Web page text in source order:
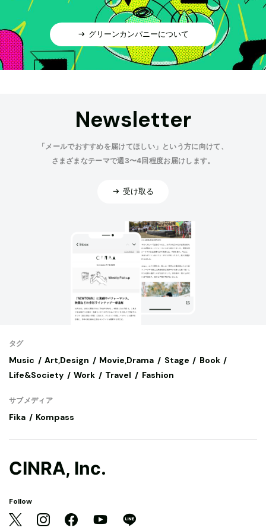
グリーンカンパニーについて
Newsletter
「メールでおすすめを届けてほしい」という方に向けて、
さまざまなテーマで週3〜4回程度お届けします。
受け取る
タグ
Music Art,Design Movie,Drama Stage
Book
Life&Society
Work Travel Fashion
サブメディア
Fika Kompass
CINRA, Inc.
Follow